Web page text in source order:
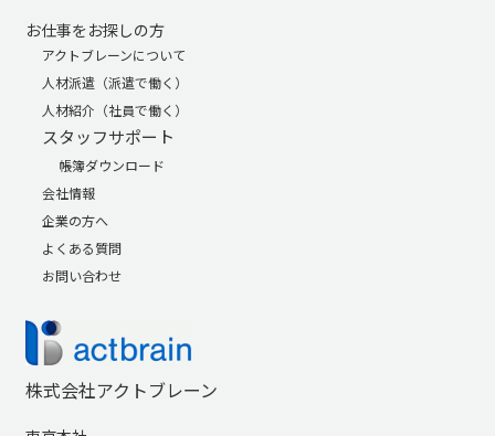
お仕事をお探しの方
アクトブレーンについて
人材派遣（派遣で働く）
人材紹介（社員で働く）
スタッフサポート
帳簿ダウンロード
会社情報
企業の方へ
よくある質問
お問い合わせ
株式会社アクトブレーン